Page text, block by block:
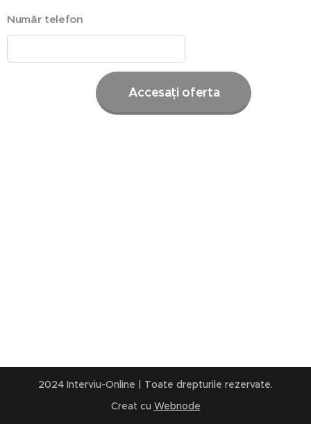
Număr telefon
Accesați oferta
2024 Interviu-Online | Toate drepturile rezervate.
Creat cu Webnode